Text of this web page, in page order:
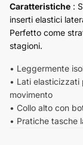
Caratteristiche :
inserti elastici
Perfetto come
stagioni.
• Leggermente
• Lati elasticizzati
movimento
• Collo alto con
• Pratiche tasche